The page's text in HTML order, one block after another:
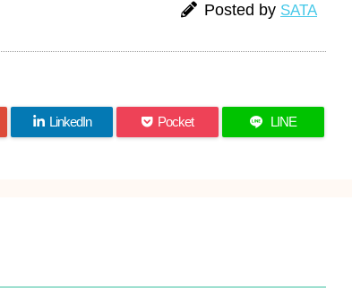
Posted by SATA
LinkedIn Pocket LINE